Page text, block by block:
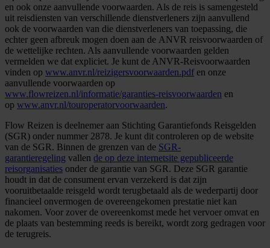
en ook onze aanvullende voorwaarden. Als de reis is samengesteld
uit reisdiensten van verschillende dienstverleners zijn aanvullend
ook de voorwaarden van die dienstverleners van toepassing, die
echter geen afbreuk mogen doen aan de ANVR reisvoorwaarden of
de wettelijke rechten. Als aanvullende voorwaarden gelden
vermelden we dat expliciet. Je kunt de ANVR-Reisvoorwaarden
vinden op www.anvr.nl/reizigersvoorwaarden.pdf en onze
aanvullende voorwaarden op
www.flowreizen.nl/informatie/garanties-reisvoorwaarden en
op www.anvr.nl/touroperatorvoorwaarden.
Flow Reizen is deelnemer aan Stichting Garantiefonds Reisgelden
(SGR) onder nummer 2878. Je kunt dit controleren op de website
van de SGR. Binnen de grenzen van de SGR-
garantieregeling vallen de op deze internetsite gepubliceerde
reisorganisaties onder de garantie van SGR. Deze SGR garantie
houdt in dat de consument ervan verzekerd is dat zijn
vooruitbetaalde reisgeld wordt terugbetaald als de wederpartij door
financieel onvermogen de overeengekomen prestatie niet kan
nakomen. Voor zover de overeenkomst mede het vervoer omvat en
de plaats van bestemming reeds is bereikt, wordt zorg gedragen voor
de terugreis.